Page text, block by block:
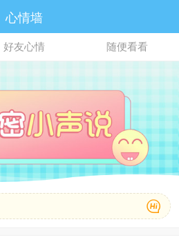
心情墙
好友心情 随便看看
